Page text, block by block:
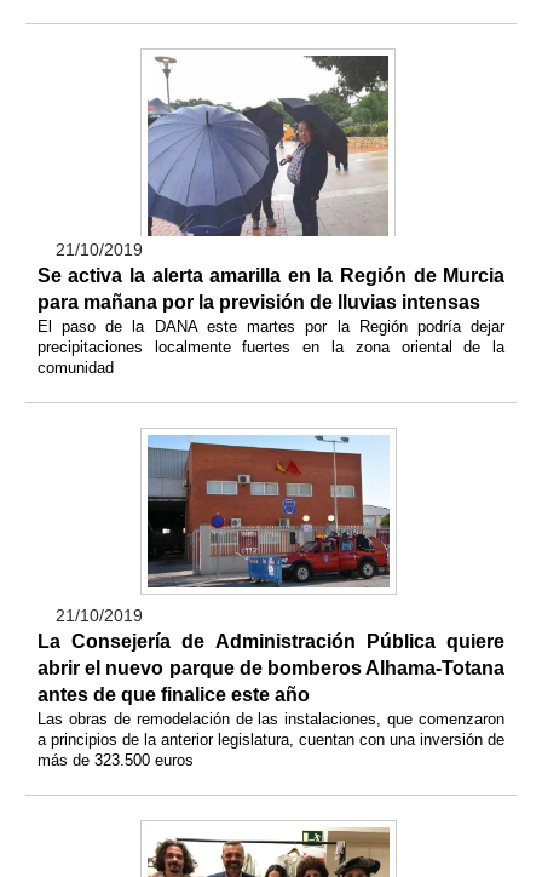
21/10/2019
Se activa la alerta amarilla en la Región de Murcia
para mañana por la previsión de lluvias intensas
El paso de la DANA este martes por la Región podría dejar
precipitaciones localmente fuertes en la zona oriental de la
comunidad
21/10/2019
La Consejería de Administración Pública quiere
abrir el nuevo parque de bomberos Alhama-Totana
antes de que finalice este año
Las obras de remodelación de las instalaciones, que comenzaron
a principios de la anterior legislatura, cuentan con una inversión de
más de 323.500 euros